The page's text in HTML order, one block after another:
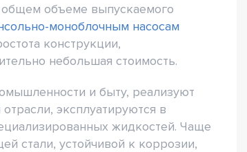
общем объеме выпускаемого
моноблочным насосам
конструкции,
небольшая стоимость.
и быту, реализуют
эксплуатируются в
жидкостей. Чаще
стали, устойчивой к коррозии,